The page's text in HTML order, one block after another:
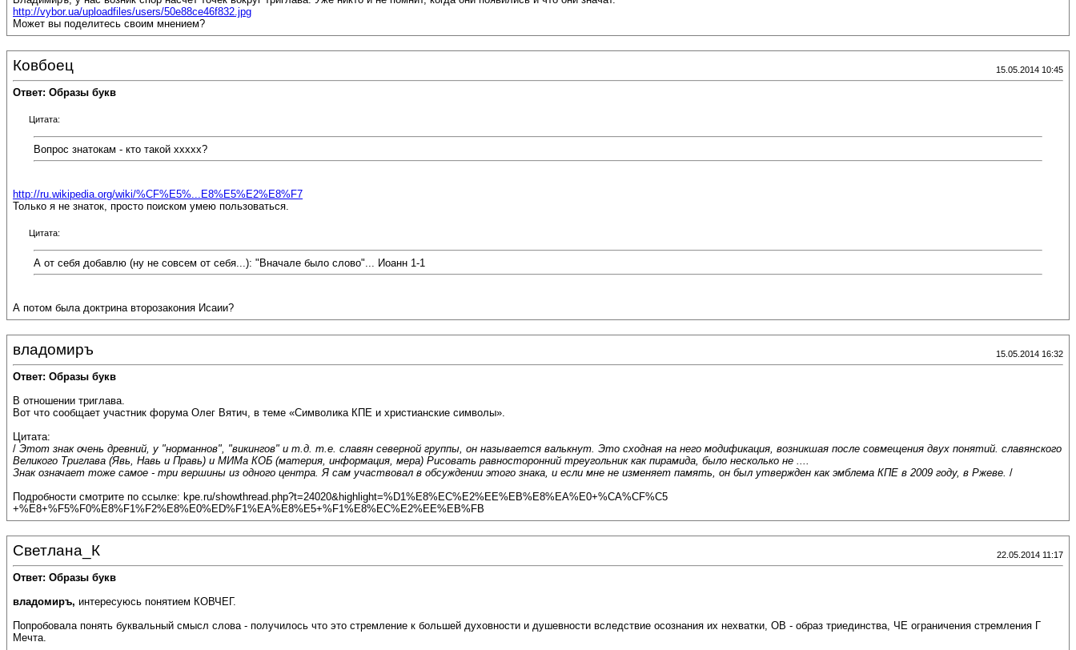
http://vybor.ua/uploadfiles/users/50e88ce46f832.jpg
Может вы поделитесь своим мнением?
Ковбоец 15.05.2014 10:45
Ответ: Образы букв
Цитата:
Вопрос знатокам - кто такой ххххх?
http://ru.wikipedia.org/wiki/%CF%E5%...E8%E5%E2%E8%F7
Только я не знаток, просто поиском умею пользоваться.
Цитата:
А от себя добавлю (ну не совсем от себя...): "Вначале было слово"... Иоанн 1-1
А потом была доктрина второзакония Исаии?
владомиръ 15.05.2014 16:32
Ответ: Образы букв
В отношении триглава.
Вот что сообщает участник форума Олег Вятич, в теме «Символика КПЕ и христианские символы».
Цитата:
/ Этот знак очень древний, у "норманнов", "викингов" и т.д. т.е. славян северной группы, он называется валькнут. Это сходная на него модификация, возникшая после совмещения двух понятий. славянского
Великого Триглава (Явь, Навь и Правь) и МИМа КОБ (материя, информация, мера) Рисовать равносторонний треугольник как пирамида, было несколько не ....
Знак означает тоже самое - три вершины из одного центра. Я сам участвовал в обсуждении этого знака, и если мне не изменяет память, он был утвержден как эмблема КПЕ в 2009 году, в Ржеве. /
Подробности смотрите по ссылке: kpe.ru/showthread.php?t=24020&highlight=%D1%E8%EC%E2%EE%EB%E8%EA%E0+%CA%CF%C5
+%E8+%F5%F0%E8%F1%F2%E8%E0%ED%F1%EA%E8%E5+%F1%E8%EC%E2%EE%EB%FB
Светлана_К 22.05.2014 11:17
Ответ: Образы букв
владомиръ, интересуюсь понятием КОВЧЕГ.
Попробовала понять буквальный смысл слова - получилось что это стремление к большей духовности и душевности вследствие осознания их нехватки, ОВ - образ триединства, ЧЕ ограничения стремления Г
Мечта.